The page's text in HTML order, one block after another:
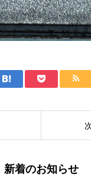
新着のお知らせ